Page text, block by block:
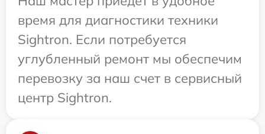
время для диагностики техники
Sightron. Если потребуется
углубленный ремонт мы обеспечим
перевозку за наш счет в сервисный
центр Sightron.